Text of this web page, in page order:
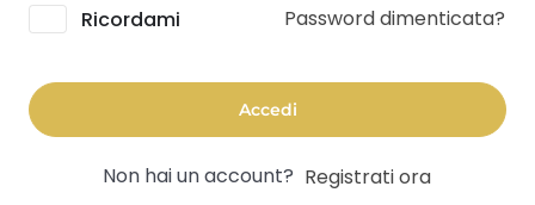
Alternative:
Ricordami Password dimenticata?
Accedi
Non hai un account? Registrati ora